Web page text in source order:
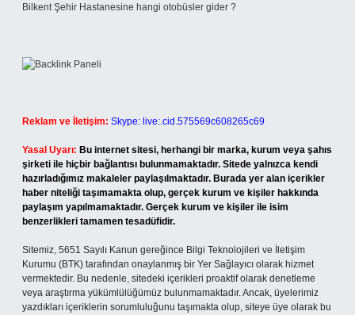
Bilkent Şehir Hastanesine hangi otobüsler gider ?
Reklam ve İletişim: Skype: live:.cid.575569c608265c69
Yasal Uyarı: Bu internet sitesi, herhangi bir marka, kurum veya şahıs
şirketi ile hiçbir bağlantısı bulunmamaktadır. Sitede yalnızca kendi
hazırladığımız makaleler paylaşılmaktadır. Burada yer alan içerikler
haber niteliği taşımamakta olup, gerçek kurum ve kişiler hakkında
paylaşım yapılmamaktadır. Gerçek kurum ve kişiler ile isim
benzerlikleri tamamen tesadüfidir.
Sitemiz, 5651 Sayılı Kanun gereğince Bilgi Teknolojileri ve İletişim
Kurumu (BTK) tarafından onaylanmış bir Yer Sağlayıcı olarak hizmet
vermektedir. Bu nedenle, sitedeki içerikleri proaktif olarak denetleme
veya araştırma yükümlülüğümüz bulunmamaktadır. Ancak, üyelerimiz
yazdıkları içeriklerin sorumluluğunu taşımakta olup, siteye üye olarak bu